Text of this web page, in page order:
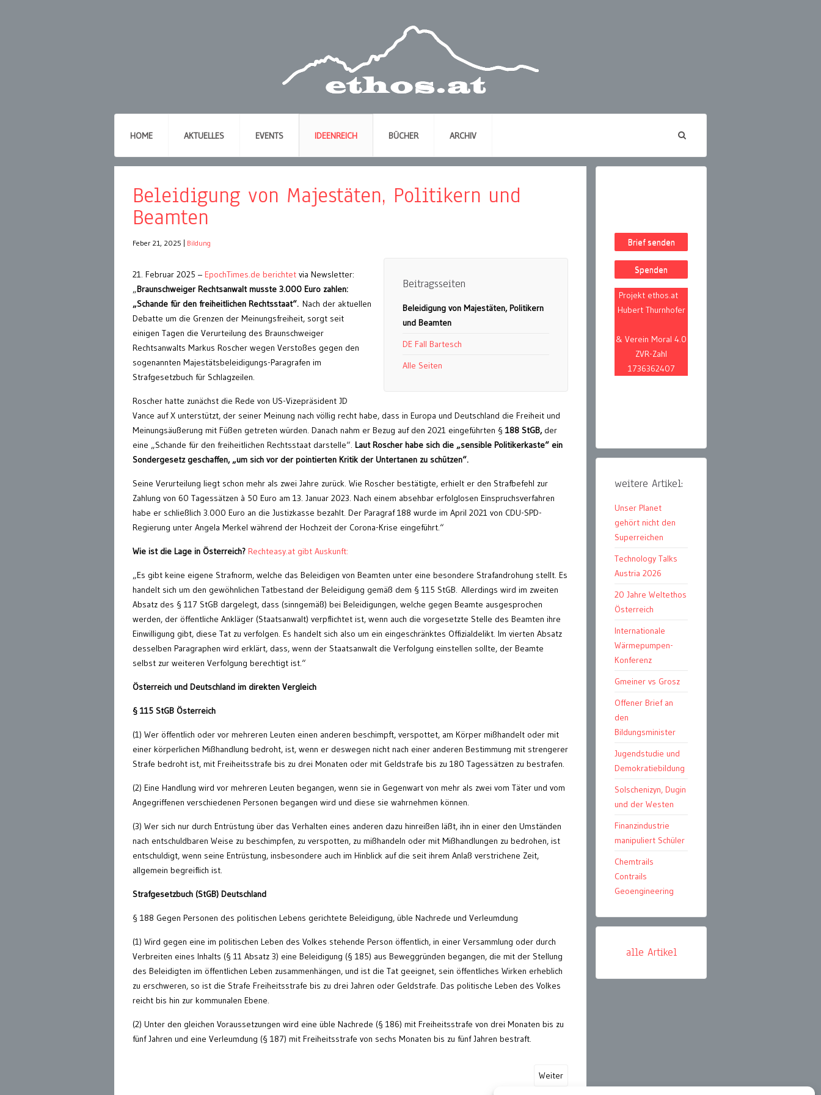
HOME AKTUELLES EVENTS IDEENREICH BÜCHER ARCHIV
Beleidigung von Majestäten, Politikern und
Beamten
Feber 21, 2025 Bildung
Beitragsseiten
Beleidigung von Majestäten, Politikern
und Beamten
DE Fall Bartesch
Alle Seiten
21. Februar 2025 – EpochTimes.de berichtet via Newsletter:
„Braunschweiger Rechtsanwalt musste 3.000 Euro zahlen:
„Schande für den freiheitlichen Rechtsstaat“. Nach der aktuellen
Debatte um die Grenzen der Meinungsfreiheit, sorgt seit
einigen Tagen die Verurteilung des Braunschweiger
Rechtsanwalts Markus Roscher wegen Verstoßes gegen den
sogenannten Majestätsbeleidigungs-Paragrafen im
Strafgesetzbuch für Schlagzeilen.
Roscher hatte zunächst die Rede von US-Vizepräsident JD
Vance auf X unterstützt, der seiner Meinung nach völlig recht habe, dass in Europa und Deutschland die Freiheit und
Meinungsäußerung mit Füßen getreten würden. Danach nahm er Bezug auf den 2021 eingeführten § 188 StGB,der
eine „Schande für den freiheitlichen Rechtsstaat darstelle“. Laut Roscher habe sich die „sensible Politikerkaste“ ein
Sondergesetz geschaffen, „um sich vor der pointierten Kritik der Untertanen zu schützen“.
Seine Verurteilung liegt schon mehr als zwei Jahre zurück. Wie Roscher bestätigte, erhielt er den Strafbefehl zur
Zahlung von 60 Tagessätzen à 50 Euro am 13. Januar 2023. Nach einem absehbar erfolglosen Einspruchsverfahren
habe er schließlich 3.000 Euro an die Justizkasse bezahlt. Der Paragraf 188 wurde im April 2021 von CDU-SPD-
Regierung unter Angela Merkel während der Hochzeit der Corona-Krise eingeführt.“
Wie ist die Lage in Österreich? Rechteasy.at gibt Auskunft:
„Es gibt keine eigene Strafnorm, welche das Beleidigen von Beamten unter eine besondere Strafandrohung stellt. Es
handelt sich um den gewöhnlichen Tatbestand der Beleidigung gemäß dem § 115 StGB. Allerdings wird im zweiten
Absatz des § 117 StGB dargelegt, dass (sinngemäß) bei Beleidigungen, welche gegen Beamte ausgesprochen
werden, der öffentliche Ankläger (Staatsanwalt) verpflichtet ist, wenn auch die vorgesetzte Stelle des Beamten ihre
Einwilligung gibt, diese Tat zu verfolgen. Es handelt sich also um ein eingeschränktes Offizialdelikt. Im vierten Absatz
desselben Paragraphen wird erklärt, dass, wenn der Staatsanwalt die Verfolgung einstellen sollte, der Beamte
selbst zur weiteren Verfolgung berechtigt ist.“
Österreich und Deutschland im direkten Vergleich
§ 115 StGB Österreich
(1) Wer öffentlich oder vor mehreren Leuten einen anderen beschimpft, verspottet, am Körper mißhandelt oder mit
einer körperlichen Mißhandlung bedroht, ist, wenn er deswegen nicht nach einer anderen Bestimmung mit strengerer
Strafe bedroht ist, mit Freiheitsstrafe bis zu drei Monaten oder mit Geldstrafe bis zu 180 Tagessätzen zu bestrafen.
(2) Eine Handlung wird vor mehreren Leuten begangen, wenn sie in Gegenwart von mehr als zwei vom Täter und vom
Angegriffenen verschiedenen Personen begangen wird und diese sie wahrnehmen können.
(3) Wer sich nur durch Entrüstung über das Verhalten eines anderen dazu hinreißen läßt, ihn in einer den Umständen
nach entschuldbaren Weise zu beschimpfen, zu verspotten, zu mißhandeln oder mit Mißhandlungen zu bedrohen, ist
entschuldigt, wenn seine Entrüstung, insbesondere auch im Hinblick auf die seit ihrem Anlaß verstrichene Zeit,
allgemein begreiflich ist.
Strafgesetzbuch (StGB) Deutschland
§ 188 Gegen Personen des politischen Lebens gerichtete Beleidigung, üble Nachrede und Verleumdung
(1) Wird gegen eine im politischen Leben des Volkes stehende Person öffentlich, in einer Versammlung oder durch
Verbreiten eines Inhalts (§ 11 Absatz 3) eine Beleidigung (§ 185) aus Beweggründen begangen, die mit der Stellung
des Beleidigten im öffentlichen Leben zusammenhängen, und ist die Tat geeignet, sein öffentliches Wirken erheblich
zu erschweren, so ist die Strafe Freiheitsstrafe bis zu drei Jahren oder Geldstrafe. Das politische Leben des Volkes
reicht bis hin zur kommunalen Ebene.
(2) Unter den gleichen Voraussetzungen wird eine üble Nachrede (§ 186) mit Freiheitsstrafe von drei Monaten bis zu
fünf Jahren und eine Verleumdung (§ 187) mit Freiheitsstrafe von sechs Monaten bis zu fünf Jahren bestraft.
Weiter
Brief senden
Spenden
Projekt ethos.at
Hubert Thurnhofer
& Verein Moral 4.0
ZVR-Zahl
1736362407
weitere Artikel:
Unser Planet
gehört nicht den
Superreichen
Technology Talks
Austria 2026
20 Jahre Weltethos
Österreich
Internationale
Wärmepumpen-
Konferenz
Gmeiner vs Grosz
Offener Brief an
den
Bildungsminister
Jugendstudie und
Demokratiebildung
Solschenizyn, Dugin
und der Westen
Finanzindustrie
manipuliert Schüler
Chemtrails
Contrails
Geoengineering
alle Artikel